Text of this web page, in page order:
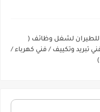
للطيران لشغل وظائف (
تبريد وتكييف / فني كهرباء /